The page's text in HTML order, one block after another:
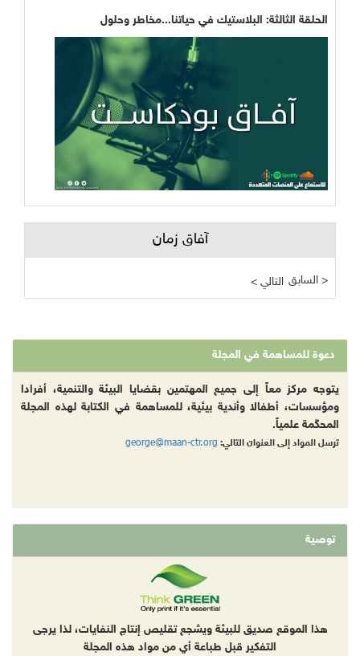
الحلقة الثالثة: البلاستيك في حياتنا...مخاطر وحلول
آفاق زمان
< التالي السابق >
دعوة للمساهمة في المجلة
يتوجه مركز معاً إلى جميع المهتمين بقضايا البيئة والتنمية، أفرادا
ومؤسسات، أطفالا وأندية بيئية، للمساهمة في الكتابة لهذه المجلة
المحكّمة علمياً.
ترسل المواد إلى العنوان التالي: george@maan-ctr.org
توصية
هذا الموقع صديق للبيئة ويشجع تقليص إنتاج النفايات، لذا يرجى
التفكير قبل طباعة أي من مواد هذه المجلة